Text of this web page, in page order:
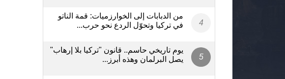
من الدبابات إلى الخوارزميات: قمة الناتو
في تركيا وتحوّل الردع نحو حرب...
يوم تاريخي حاسم.. قانون "تركيا بلا إرهاب"
يصل البرلمان وهذه أبرز...